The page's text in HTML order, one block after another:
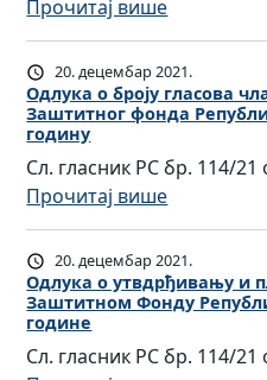
Прочитај више:
О
д
л
у
a
о
б
р
о
ј
у
20. децембар 2021.
Одлукa о броју гласова
Заштитног фонда
годину
Сл. гласник РС бр. 114/21
Прочитај више:
О
д
л
у
a
20. децембар 2021.
Одлукa о утвдрђивању и
Заштитном Фонду
године
Сл. гласник РС бр. 114/21